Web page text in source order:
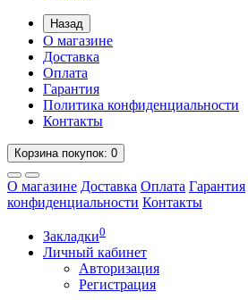
Назад
О магазине
Доставка
Оплата
Гарантия
Политика конфиденциальности
Контакты
Корзинапокупок: 0
О магазине Доставка Оплата Гарантия
конфиденциальности Контакты
Закладки0
Личный кабинет
Авторизация
Регистрация